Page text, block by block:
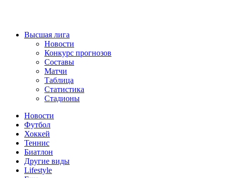
Высшая лига
Новости
Конкурс прогнозов
Составы
Матчи
Таблица
Статистика
Стадионы
Новости
Футбол
Хоккей
Теннис
Биатлон
Другие виды
Lifestyle